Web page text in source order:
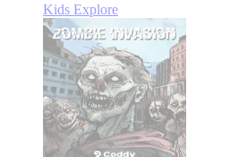
Kids Explore